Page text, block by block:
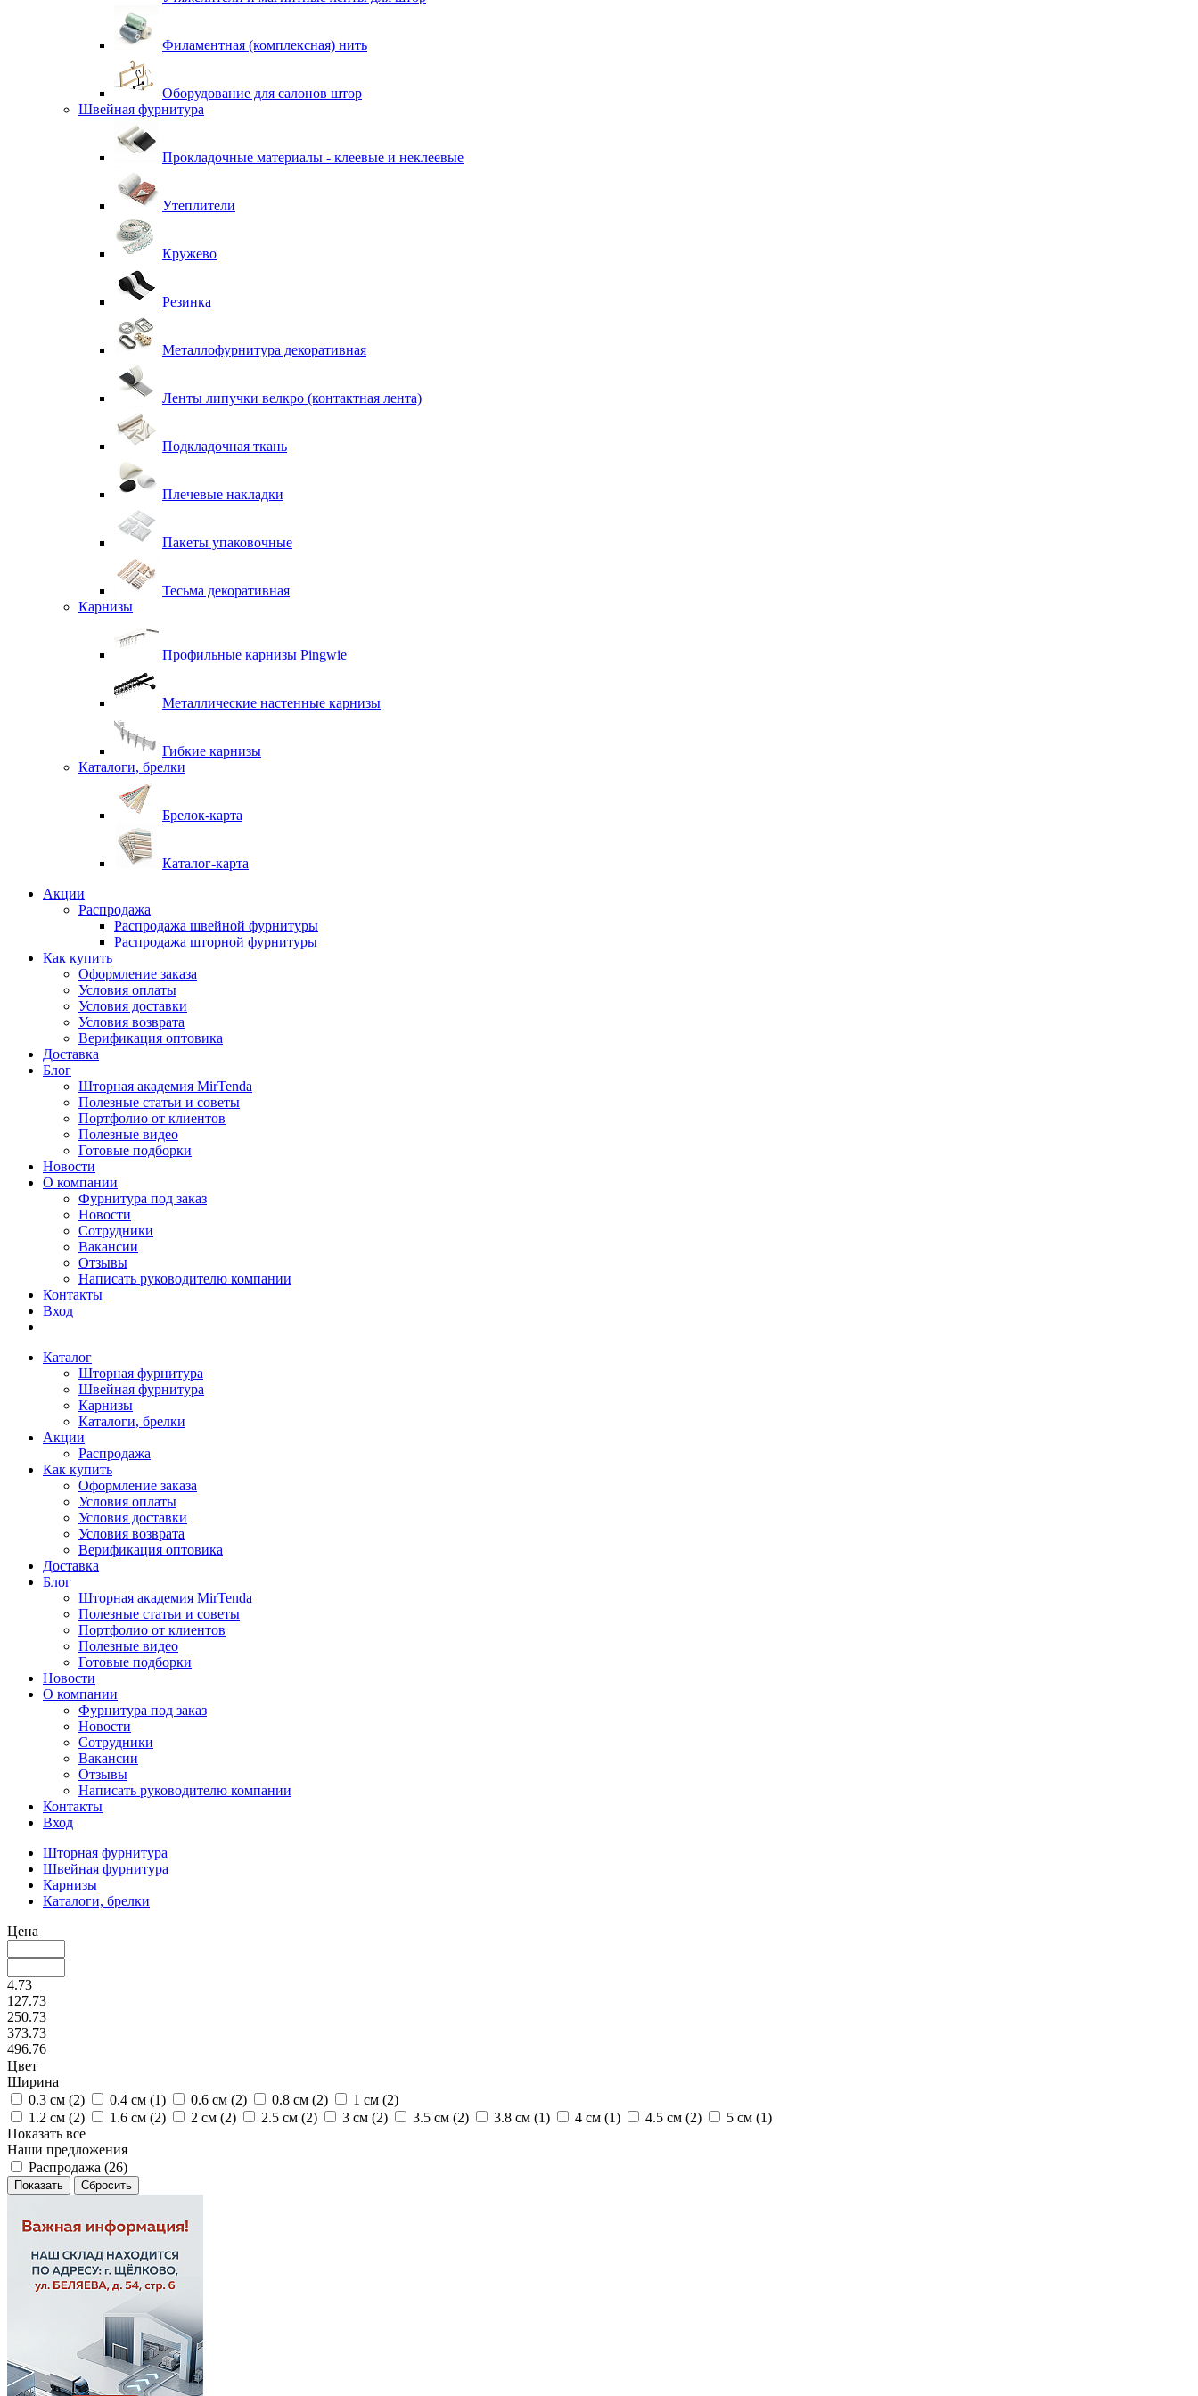
Филаментная (комплексная) нить
Оборудование для салонов штор
Швейная фурнитура
Прокладочные материалы - клеевые и неклеевые
Утеплители
Кружево
Резинка
Металлофурнитура декоративная
Ленты липучки велкро (контактная лента)
Подкладочная ткань
Плечевые накладки
Пакеты упаковочные
Тесьма декоративная
Карнизы
Профильные карнизы Pingwie
Металлические настенные карнизы
Гибкие карнизы
Каталоги, брелки
Брелок-карта
Каталог-карта
Акции
Распродажа
Распродажа швейной фурнитуры
Распродажа шторной фурнитуры
Как купить
Оформление заказа
Условия оплаты
Условия доставки
Условия возврата
Верификация оптовика
Доставка
Блог
Шторная академия MirTenda
Полезные статьи и советы
Портфолио от клиентов
Полезные видео
Готовые подборки
Новости
О компании
Фурнитура под заказ
Новости
Сотрудники
Вакансии
Отзывы
Написать руководителю компании
Контакты
Вход
Каталог
Шторная фурнитура
Швейная фурнитура
Карнизы
Каталоги, брелки
Акции
Распродажа
Как купить
Оформление заказа
Условия оплаты
Условия доставки
Условия возврата
Верификация оптовика
Доставка
Блог
Шторная академия MirTenda
Полезные статьи и советы
Портфолио от клиентов
Полезные видео
Готовые подборки
Новости
О компании
Фурнитура под заказ
Новости
Сотрудники
Вакансии
Отзывы
Написать руководителю компании
Контакты
Вход
Шторная фурнитура
Швейная фурнитура
Карнизы
Каталоги, брелки
Цена
4.73
127.73
250.73
373.73
496.76
Цвет
Ширина
0.3 см (2) 0.4 см (1) 0.6 см (2) 0.8 см (2) 1 см (2)
1.2 см (2) 1.6 см (2) 2 см (2) 2.5 см (2) 3 см (2) 3.5 см (2) 3.8 см (1) 4 см (1) 4.5 см (2) 5 см (1)
Показать все
Наши предложения
Распродажа (26)
Сбросить